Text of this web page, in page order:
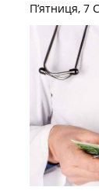
П’ятниця, 7